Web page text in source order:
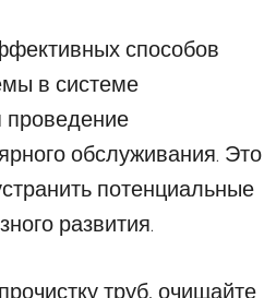
способов
в системе
проведение
обслуживания. Это
потенциальные
развития.
труб, очищайте